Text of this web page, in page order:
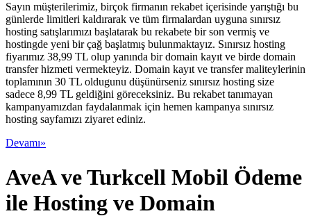
Sayın müşterilerimiz, birçok firmanın rekabet içerisinde yarıştığı bu
günlerde limitleri kaldırarak ve tüm firmalardan uyguna sınırsız
hosting satışlarımızı başlatarak bu rekabete bir son vermiş ve
hostingde yeni bir çağ başlatmış bulunmaktayız. Sınırsız hosting
fiyarımız 38,99 TL olup yanında bir domain kayıt ve birde domain
transfer hizmeti vermekteyiz. Domain kayıt ve transfer maliteylerinin
toplamının 30 TL oldugunu düşünürseniz sınırsız hosting size
sadece 8,99 TL geldiğini göreceksiniz. Bu rekabet tanımayan
kampanyamızdan faydalanmak için hemen kampanya sınırsız
hosting sayfamızı ziyaret ediniz.
Devamı»
AveA ve Turkcell Mobil Ödeme
ile Hosting ve Domain